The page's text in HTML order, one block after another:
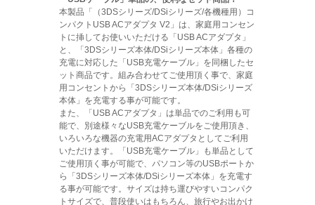
本製品「（3DSシリーズ/DSiシリーズ/各機種用）コ
ンパクトUSB ACアダプタ V2」は、家庭用コンセン
トに挿してお使いいただける「USB ACアダプタ」
と、「3DSシリーズ本体/DSiシリーズ本体」各種の
充電に対応した「USB充電ケーブル」を同梱したセ
ット商品です。組み合わせてご使用頂く事で、家庭
用コンセントから「3DSシリーズ本体/DSiシリーズ
本体」を充電する事が可能です。
また、「USB ACアダプタ」は単品でのご利用も可
能で、別途様々なUSB充電ケーブルをご使用頂き、
いろいろな機器の充電用ACアダプタとしてご利用
いただけます。「USB充電ケーブル」も単品として
ご使用頂く事が可能で、パソコン等のUSBポートか
ら「3DSシリーズ本体/DSiシリーズ本体」を充電す
る事が可能です。サイズは持ち運びやすいコンパク
トサイズで、普段使いはもちろん、旅行やお出かけ